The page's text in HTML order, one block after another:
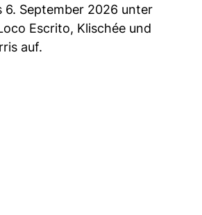
September 2026 unter
Escrito, Klischée und
auf.